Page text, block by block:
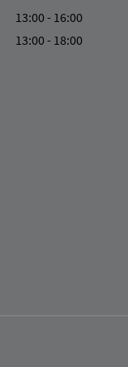
13:00 - 16:00
13:00 - 18:00